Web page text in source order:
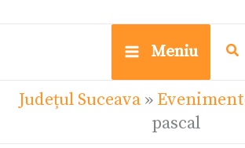
Meniu
Județul Suceava »
pascal